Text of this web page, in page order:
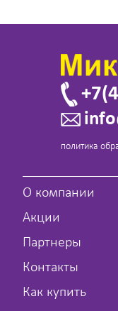
политика
О компании
Акции
Партнеры
Контакты
Как купить